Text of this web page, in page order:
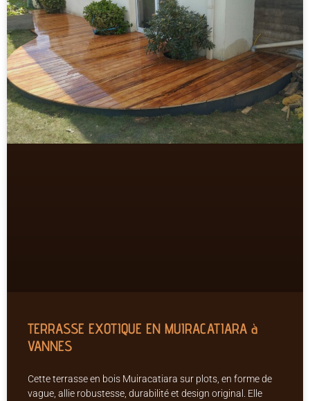
TERRASSE EXOTIQUE EN MUIRACATIARA à
VANNES
Cette terrasse en bois Muiracatiara sur plots, en forme de
vague, allie robustesse, durabilité et design original. Elle